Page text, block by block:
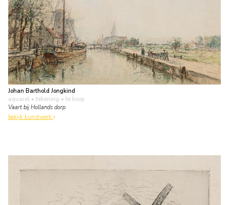
Johan Barthold Jongkind
aquarel • tekening • te koop
Vaart bij Hollands dorp
bekijk kunstwerk